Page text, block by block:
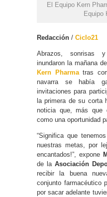
El Equipo Kern
Equipo
Redacción / Ciclo21
Abrazos, sonrisas
inundaron la mañana
Kern Pharmatras
navarra se había
invitaciones para
la primera de su corta
noticia que, más que
como una oportunidad
“Significa que
nuestras metas, por
encantados!”, expone
de la Asociación
recibir la buena
conjunto farmacéutico
por sacar adelante